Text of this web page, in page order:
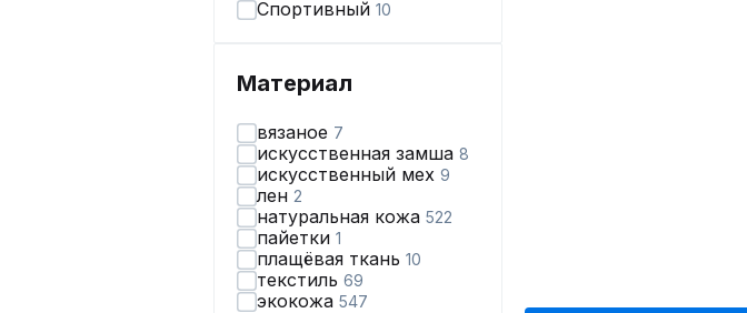
Спортивный 10
Материал
вязаное 7
искусственная замша 8
искусственный мех 9
лен 2
натуральная кожа 522
пайетки 1
плащёвая ткань 10
текстиль 69
экокожа 547